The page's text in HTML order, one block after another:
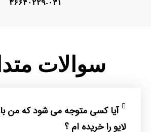
۳۶۶۴۰۲۲۹-۰۳۱
سوالات
آیا کسی متوجه می شود که من
لایو را خریده ام ؟